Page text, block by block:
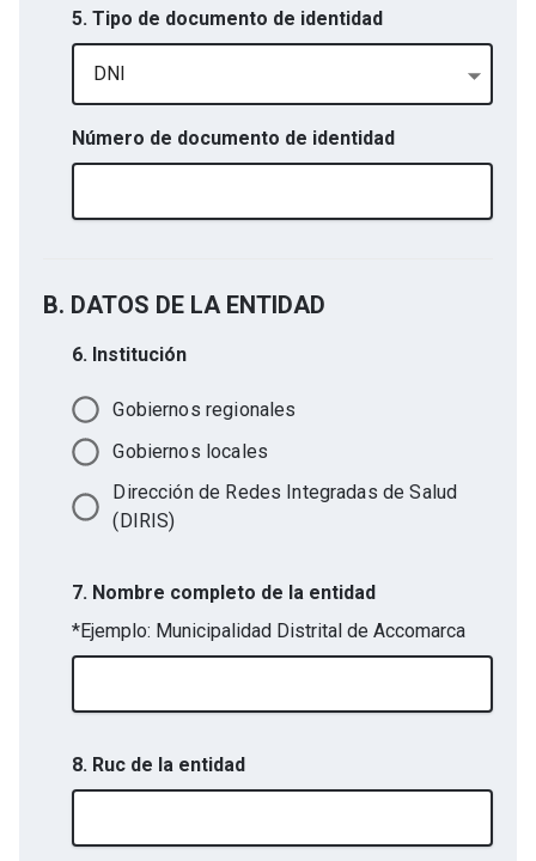
5. Tipo de documento de identidad
DNI
Número de documento de identidad
B. DATOS DE LA ENTIDAD
6. Institución
Gobiernos regionales
Gobiernos locales
Dirección de Redes Integradas de Salud
(DIRIS)
7. Nombre completo de la entidad
*Ejemplo: Municipalidad Distrital de Accomarca
8. Ruc de la entidad